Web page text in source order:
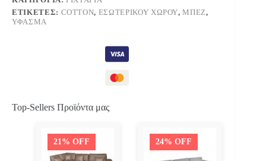
ΕΤΙΚΈΤΕΣ: COTTON, ΕΣΩΤΕΡΙΚΟΎ ΧΏΡΟΥ,ΜΠΕΖ,
ΎΦΑΣΜΑ
Top-Sellers Προϊόντα μας
21% OFF 24% OFF